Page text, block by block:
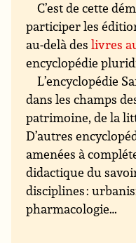
C’est de cette
participer les
au-delà deslivres
encyclopédie
L’encyclopédie
dans les champs
patrimoine, de la
D’autres
amenées à
didactique du
disciplines :
pharmacologie…